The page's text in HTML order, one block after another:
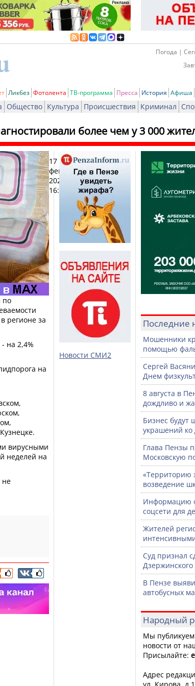
Погода |
Ликбез Фотолента ТВ-программа Пресса История Афиша
Общество Культура Происшествия Криминал
более чем у 3 000
17
февраля
2021,
16:03
Печать
по
регионе за
на 2,4%
на
вирусными
неделей на
не
Новости СМИ2
Последние
Мошенники
помощью
Сергей
Днем
8 августа в
дождливо и
Бизнес будут
украшений
Глава Пензы
Московскую
«Территорию
возведение
Информацию
соцсети для
Жителей
Суд признал
В Пензе
автобусных
Народный
Мы
новости от
Присылайте:
Адрес